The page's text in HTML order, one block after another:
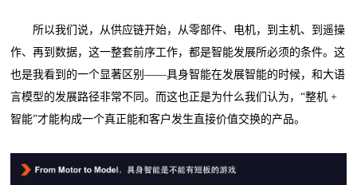
所以我们说，从供应链开始，从零部件、电机，到主机、到遥操
作、再到数据，这一整套前序工作，都是智能发展所必须的条件。这
也是我看到的一个显著区别——具身智能在发展智能的时候，和大语
言模型的发展路径非常不同。而这也正是为什么我们认为，“整机 +
智能”才能构成一个真正能和客户发生直接价值交换的产品。